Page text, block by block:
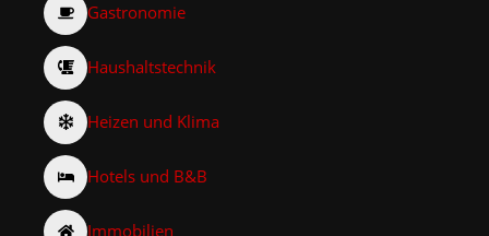
Gastronomie
Haushaltstechnik
Heizen und Klima
Hotels und B&B
Immobilien